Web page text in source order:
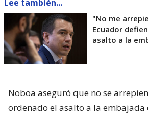
Lee también...
"No me
Ecuador
asalto a la
Noboa aseguró que no se
ordenado el asalto a la embajada